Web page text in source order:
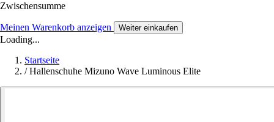
Zwischensumme
Meinen Warenkorb anzeigen Weiter einkaufen
Loading...
Startseite
/ Hallenschuhe Mizuno Wave Luminous Elite